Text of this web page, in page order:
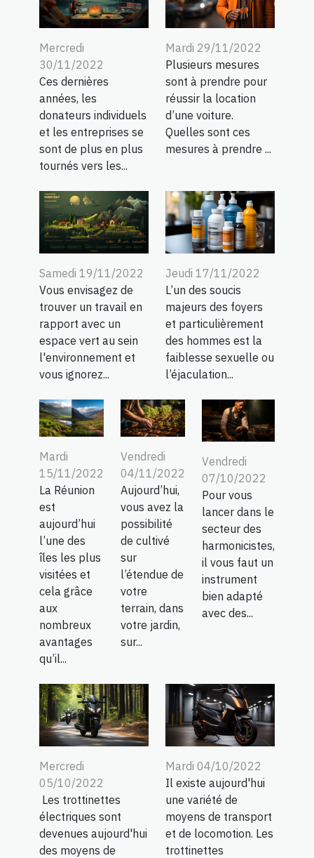
Mercredi
30/11/2022
Ces dernières
années, les
donateurs individuels
et les entreprises se
sont de plus en plus
tournés vers les...
Mardi 29/11/2022
Plusieurs mesures
sont à prendre pour
réussir la location
d’une voiture.
Quelles sont ces
mesures à prendre ...
Samedi 19/11/2022
Vous envisagez de
trouver un travail en
rapport avec un
espace vert au sein
l'environnement et
vous ignorez...
Jeudi 17/11/2022
L’un des soucis
majeurs des foyers
et particulièrement
des hommes est la
faiblesse sexuelle ou
l’éjaculation...
Mardi
15/11/2022
La Réunion
est
aujourd’hui
l’une des
îles les plus
visitées et
cela grâce
aux
nombreux
avantages
qu’il...
Vendredi
04/11/2022
Aujourd’hui,
vous avez la
possibilité
de cultivé
sur
l’étendue de
votre
terrain, dans
votre jardin,
sur...
Vendredi
07/10/2022
Pour vous
lancer dans le
secteur des
harmonicistes,
il vous faut un
instrument
bien adapté
avec des...
Mercredi
05/10/2022
Les trottinettes
électriques sont
devenues aujourd'hui
des moyens de
Mardi 04/10/2022
Il existe aujourd'hui
une variété de
moyens de transport
et de locomotion. Les
trottinettes